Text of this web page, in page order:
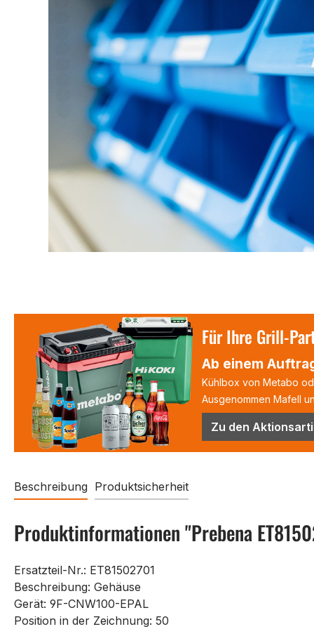
Für Ihre Grill-
Ab einem
Kühlbox von Metabo
Ausgenommen Mafell
Zu den
Beschreibung Produktsicherheit
Produktinformationen "Prebena
Ersatzteil-Nr.: ET81502701
Beschreibung: Gehäuse
Gerät: 9F-CNW100-EPAL
Position in der Zeichnung: 50